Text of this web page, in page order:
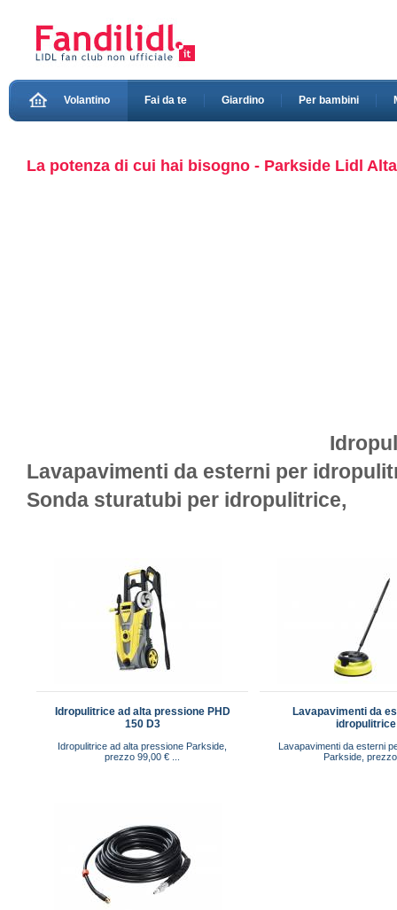
Volantino Fai da te Giardino Per bambini
La potenza di cui hai bisogno - Parkside Lidl
Lavapavimenti da esterni per
Sonda sturatubi per idropulitrice,
Idropulitrice ad alta pressione PHD
150 D3
Idropulitrice ad alta pressione Parkside,
prezzo 99,00 € ...
Lavapavimenti da
idropulitrice
Lavapavimenti da esterni
Parkside,